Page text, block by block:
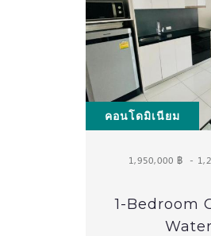
คอนโดมิเนียม
1,950,000 ฿ -
1-Bedroom